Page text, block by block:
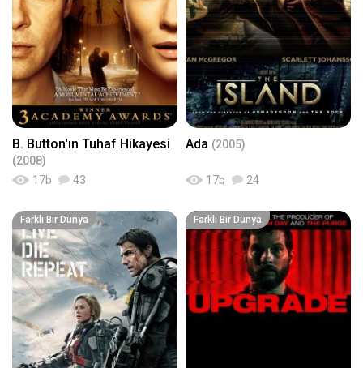
B. Button'ın Tuhaf Hikayesi
(2008)
17b 43
Ada (2005)
17b 24
Farklı Bir Dünya Farklı Bir Dünya